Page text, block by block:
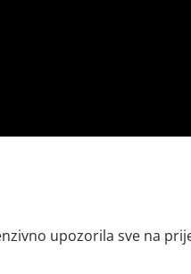
upozorila sve na